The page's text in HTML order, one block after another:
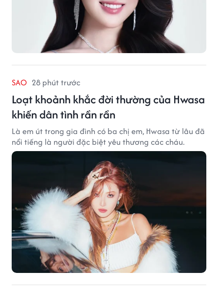
SAO 28 phút trước
Loạt khoảnh khắc đời thường của Hwasa
khiến dân tình rần rần
Là em út trong gia đình có ba chị em, Hwasa từ lâu đã
nổi tiếng là người đặc biệt yêu thương các cháu.